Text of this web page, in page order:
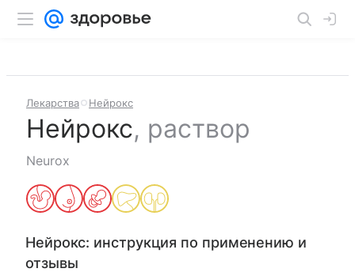
Лекарства Нейрокс
Нейрокс, раствор
Neurox
Нейрокс: инструкция по применению и
отзывы